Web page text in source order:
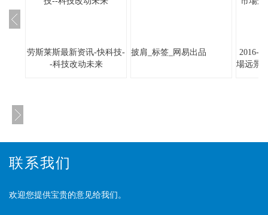
劳斯莱斯最新资讯-快科技-
-科技改动未来
披肩_标签_网易出品
2016-
場远景
联系我们
欢迎您提供宝贵的意见给我们。